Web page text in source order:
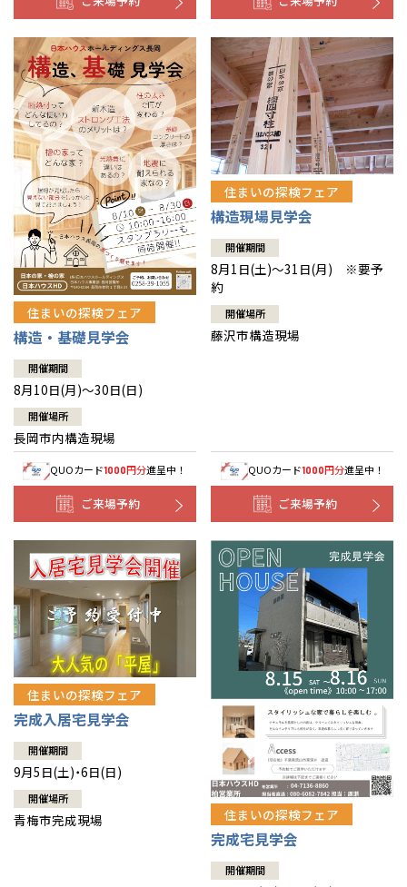
住まいの探検フェア
構造・基礎見学会
開催期間
8月10日(月)～30日(日)
開催場所
長岡市内構造現場
QUOカード1000円分進呈中！
ご来場予約
住まいの探検フェア
構造現場見学会
開催期間
8月1日(土)～31日(月) ※要予
約
開催場所
藤沢市構造現場
QUOカード1000円分進呈中！
ご来場予約
住まいの探検フェア
完成入居宅見学会
開催期間
9月5日(土)・6日(日)
開催場所
青梅市完成現場 住まいの探検フェア
完成宅見学会
開催期間